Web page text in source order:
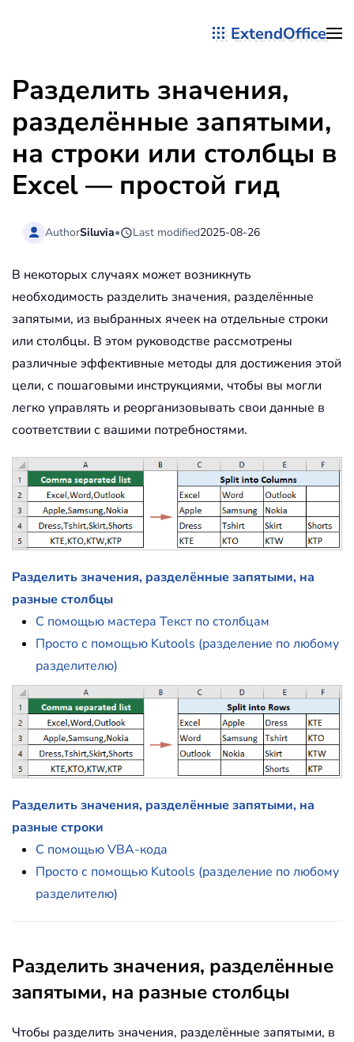
ExtendOffice
Разделить значения,
разделённые запятыми,
на строки или столбцы в
Excel — простой гид
AuthorSiluvia• Last modified2025-08-26
В некоторых случаях может возникнуть
необходимость разделить значения, разделённые
запятыми, из выбранных ячеек на отдельные строки
или столбцы. В этом руководстве рассмотрены
различные эффективные методы для достижения этой
цели, с пошаговыми инструкциями, чтобы вы могли
легко управлять и реорганизовывать свои данные в
соответствии с вашими потребностями.
Разделить значения, разделённые запятыми, на
разные столбцы
С помощью мастера Текст по столбцам
Просто с помощью Kutools (разделение по любому
разделителю)
Разделить значения, разделённые запятыми, на
разные строки
С помощью VBA-кода
Просто с помощью Kutools (разделение по любому
разделителю)
Разделить значения, разделённые
запятыми, на разные столбцы
Чтобы разделить значения, разделённые запятыми, в